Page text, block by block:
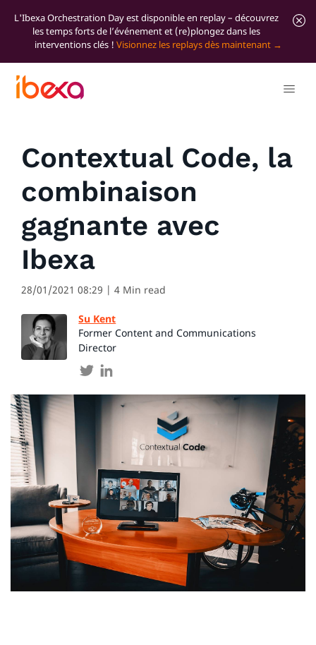
L'Ibexa Orchestration Day est disponible en replay – découvrez
les temps forts de l’événement et (re)plongez dans les
interventions clés ! Visionnez les replays dès maintenant
Tous les articles de blog
Contextual Code, la
combinaison
gagnante avec
Ibexa
28/01/2021 08:29 | 4 Min read
Su Kent
Former Content and Communications
Director